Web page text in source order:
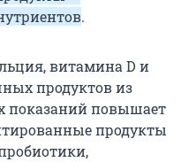
.
витамина D и
продуктов из
показаний повышает
продукты